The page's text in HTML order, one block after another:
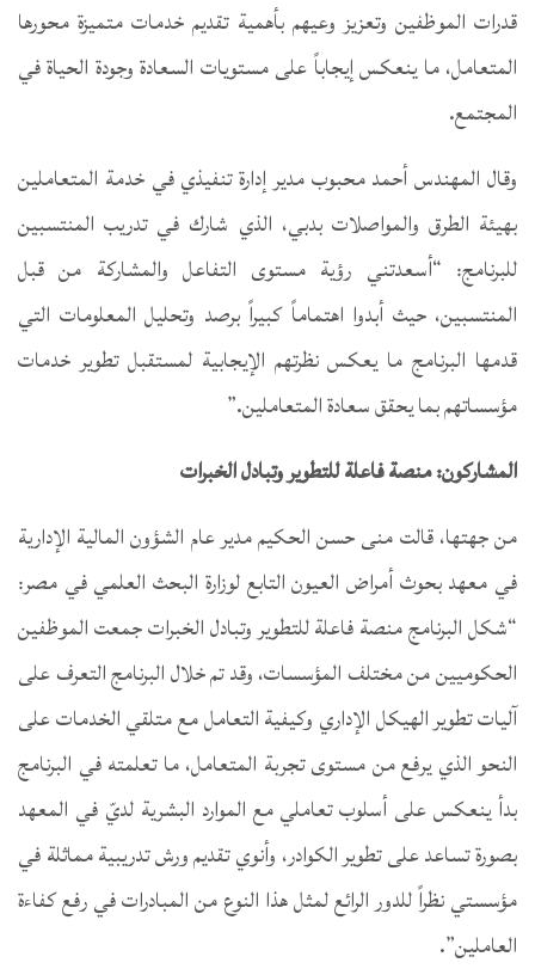
قدرات الموظفين وتعزيز وعيهم بأهمية تقديم خدمات متميزة محورها
المتعامل، ما ينعكس إيجاباً على مستويات السعادة وجودة الحياة في
المجتمع.
وقال المهندس أحمد محبوب مدير إدارة تنفيذي في خدمة المتعاملين
بهيئة الطرق والمواصلات بدبي، الذي شارك في تدريب المنتسبين
للبرنامج: “أسعدتني رؤية مستوى التفاعل والمشاركة من قبل
المنتسبين، حيث أبدوا اهتماماً كبيراً برصد وتحليل المعلومات التي
قدمها البرنامج ما يعكس نظرتهم الإيجابية لمستقبل تطوير خدمات
مؤسساتهم بما يحقق سعادة المتعاملين.”
المشاركون: منصة فاعلة للتطوير وتبادل الخبرات
من جهتها، قالت منى حسن الحكيم مدير عام الشؤون المالية الإدارية
في معهد بحوث أمراض العيون التابع لوزارة البحث العلمي في مصر:
“شكل البرنامج منصة فاعلة للتطوير وتبادل الخبرات جمعت الموظفين
الحكوميين من مختلف المؤسسات، وقد تم خلال البرنامج التعرف على
آليات تطوير الهيكل الإداري وكيفية التعامل مع متلقي الخدمات على
النحو الذي يرفع من مستوى تجربة المتعامل، ما تعلمته في البرنامج
بدأ ينعكس على أسلوب تعاملي مع الموارد البشرية لديّ في المعهد
بصورة تساعد على تطوير الكوادر، وأنوي تقديم ورش تدريبية مماثلة في
مؤسستي نظراً للدور الرائع لمثل هذا النوع من المبادرات في رفع كفاءة
العاملين”.